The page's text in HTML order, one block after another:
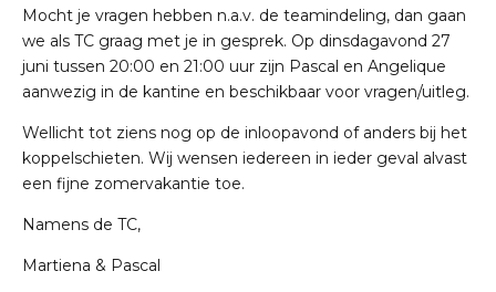
Mocht je vragen hebben n.a.v. de teamindeling, dan gaan
we als TC graag met je in gesprek. Op dinsdagavond 27
juni tussen 20:00 en 21:00 uur zijn Pascal en Angelique
aanwezig in de kantine en beschikbaar voor vragen/uitleg.
Wellicht tot ziens nog op de inloopavond of anders bij het
koppelschieten. Wij wensen iedereen in ieder geval alvast
een fijne zomervakantie toe.
Namens de TC,
Martiena & Pascal